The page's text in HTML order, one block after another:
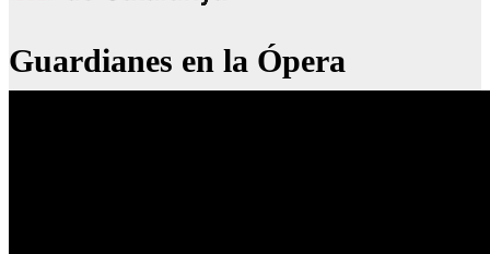
Guardianes en la Ópera